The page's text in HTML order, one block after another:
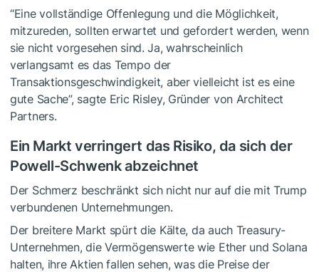
“Eine vollständige Offenlegung und die Möglichkeit,
mitzureden, sollten erwartet und gefordert werden, wenn
sie nicht vorgesehen sind. Ja, wahrscheinlich
verlangsamt es das Tempo der
Transaktionsgeschwindigkeit, aber vielleicht ist es eine
gute Sache”, sagte Eric Risley, Gründer von Architect
Partners.
Ein Markt verringert das Risiko, da sich der
Powell-Schwenk abzeichnet
Der Schmerz beschränkt sich nicht nur auf die mit Trump
verbundenen Unternehmungen.
Der breitere Markt spürt die Kälte, da auch Treasury-
Unternehmen, die Vermögenswerte wie Ether und Solana
halten, ihre Aktien fallen sehen, was die Preise der